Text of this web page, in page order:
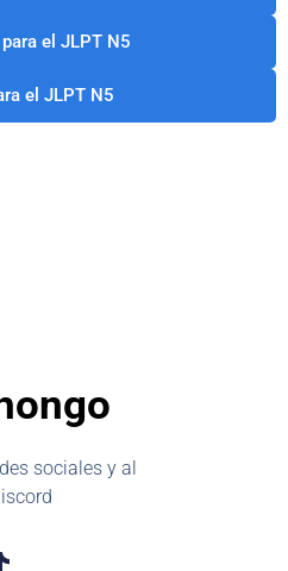
el JLPT N5
el JLPT N5
sociales y al